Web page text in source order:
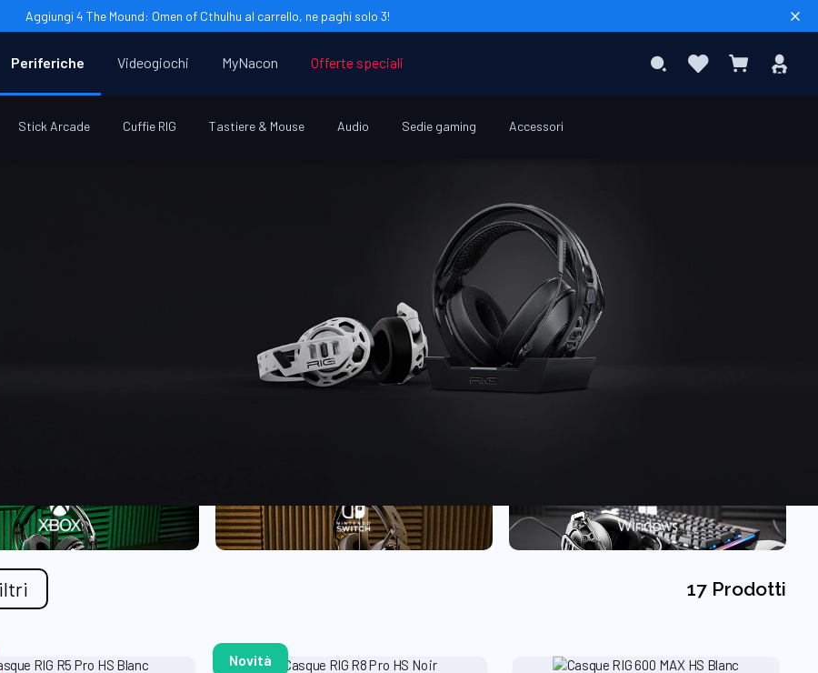
Aggiungi 4 The Mound: Omen of Cthulhu al carrello, ne paghi solo 3!
Periferiche
Stick Arcade Cuffie RIG Tastiere & Mouse Audio Sedie gaming Accessori
Videogiochi MyNacon Offerte speciali SearchPreferiti Carrello
17 Prodotti
Novità